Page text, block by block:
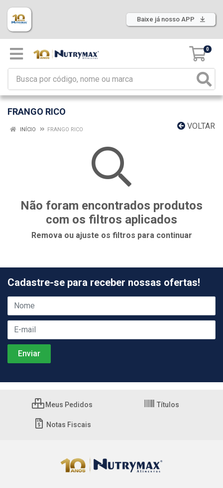
Baixe já nosso APP
0
FRANGO RICO
VOLTAR
INÍCIO FRANGO RICO
Não foram encontrados produtos
com os filtros aplicados
Remova ou ajuste os filtros para continuar
Cadastre-se para receber nossas ofertas!
Meus Pedidos Títulos
Notas Fiscais